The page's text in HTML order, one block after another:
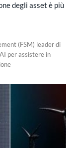
degli asset è più
(FSM) leader di
per assistere in